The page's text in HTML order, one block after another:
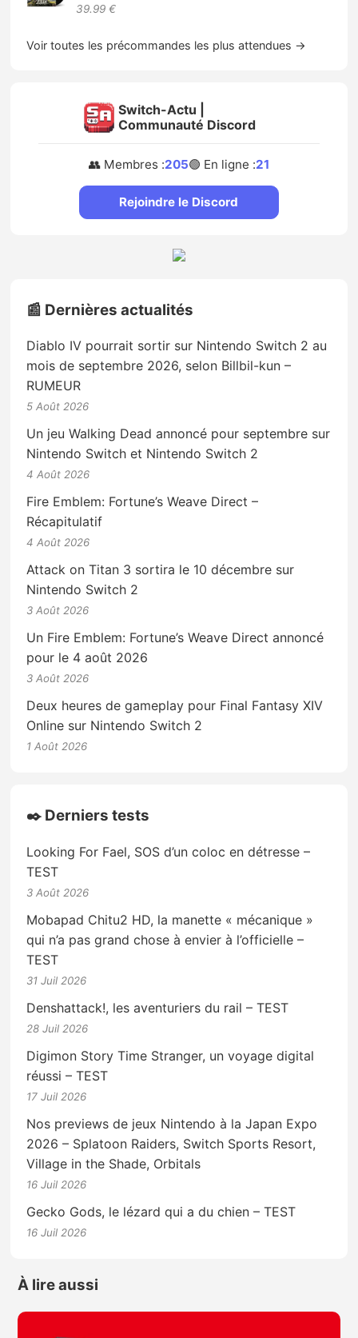
39.99 €
Voir toutes les précommandes les plus attendues →
Switch-Actu |
Communauté Discord
👥 Membres :205🟢 En ligne :21
Rejoindre le Discord
📰 Dernières actualités
Diablo IV pourrait sortir sur Nintendo Switch 2 au
mois de septembre 2026, selon Billbil-kun –
RUMEUR
5 Août 2026
Un jeu Walking Dead annoncé pour septembre sur
Nintendo Switch et Nintendo Switch 2
4 Août 2026
Fire Emblem: Fortune’s Weave Direct –
Récapitulatif
4 Août 2026
Attack on Titan 3 sortira le 10 décembre sur
Nintendo Switch 2
3 Août 2026
Un Fire Emblem: Fortune’s Weave Direct annoncé
pour le 4 août 2026
3 Août 2026
Deux heures de gameplay pour Final Fantasy XIV
Online sur Nintendo Switch 2
1 Août 2026
✒️ Derniers tests
Looking For Fael, SOS d’un coloc en détresse –
TEST
3 Août 2026
Mobapad Chitu2 HD, la manette « mécanique »
qui n’a pas grand chose à envier à l’officielle –
TEST
31 Juil 2026
Denshattack!, les aventuriers du rail – TEST
28 Juil 2026
Digimon Story Time Stranger, un voyage digital
réussi – TEST
17 Juil 2026
Nos previews de jeux Nintendo à la Japan Expo
2026 – Splatoon Raiders, Switch Sports Resort,
Village in the Shade, Orbitals
16 Juil 2026
Gecko Gods, le lézard qui a du chien – TEST
16 Juil 2026
À lire aussi